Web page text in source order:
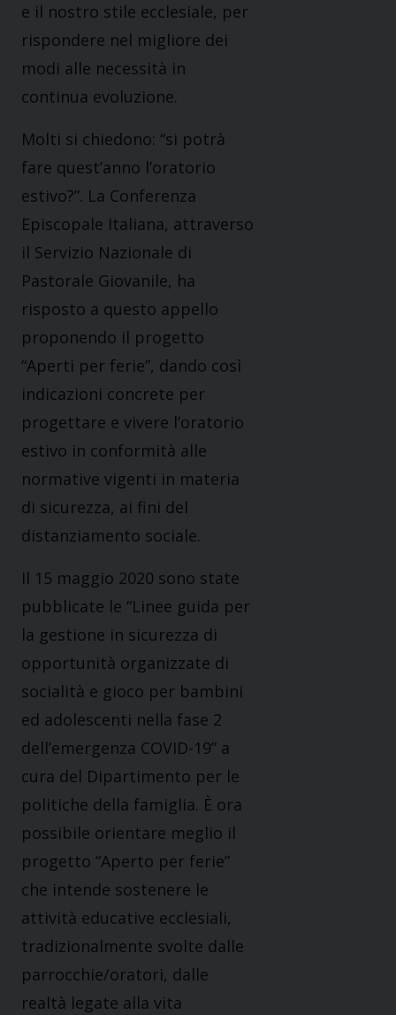
e il nostro stile ecclesiale, per
rispondere nel migliore dei
modi alle necessità in
continua evoluzione.
Molti si chiedono: “si potrà
fare quest’anno l’oratorio
estivo?”. La Conferenza
Episcopale Italiana, attraverso
il Servizio Nazionale di
Pastorale Giovanile, ha
risposto a questo appello
proponendo il progetto
“Aperti per ferie”, dando così
indicazioni concrete per
progettare e vivere l’oratorio
estivo in conformità alle
normative vigenti in materia
di sicurezza, ai fini del
distanziamento sociale.
Il 15 maggio 2020 sono state
pubblicate le “Linee guida per
la gestione in sicurezza di
opportunità organizzate di
socialità e gioco per bambini
ed adolescenti nella fase 2
dell’emergenza COVID-19” a
cura del Dipartimento per le
politiche della famiglia. È ora
possibile orientare meglio il
progetto “Aperto per ferie”
che intende sostenere le
attività educative ecclesiali,
tradizionalmente svolte dalle
parrocchie/oratori, dalle
realtà legate alla vita